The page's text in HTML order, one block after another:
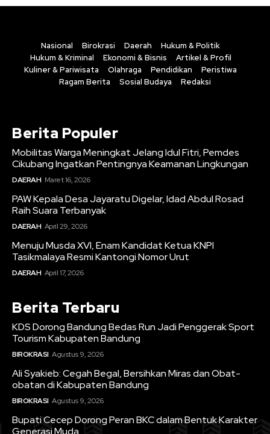
Nasional Birokrasi Daerah
Hukum & Politik
Hukum & Kriminal
Ekonomi & Bisnis
Artikel & Profil
Kuliner & Pariwisata
Olahraga Pendidikan
Peristiwa
Ragam Berita
Sosial Budaya Redaksi
Berita Populer
Mobilitas Warga Meningkat Jelang Idul Fitri, Pemdes
Cikubang Ingatkan Pentingnya Keamanan Lingkungan
DAERAH Maret 16, 2026
PAW Kepala Desa Jayaratu Digelar, Idad Abdul Rosad
Raih Suara Terbanyak
DAERAH April 29, 2026
Menuju Musda XVI, Enam Kandidat Ketua KNPI
Tasikmalaya Resmi Kantongi Nomor Urut
DAERAH April 17, 2026
Berita Terbaru
KDS Dorong Bandung Bedas Run Jadi Penggerak Sport
Tourism Kabupaten Bandung
BIROKRASI Agustus 9, 2026
Ali Syakieb: Cegah Begal, Bersihkan Miras dan Obat-
obatan di Kabupaten Bandung
BIROKRASI Agustus 9, 2026
Bupati Cecep Dorong Peran BKC dalam Bentuk Karakter
Generasi Muda